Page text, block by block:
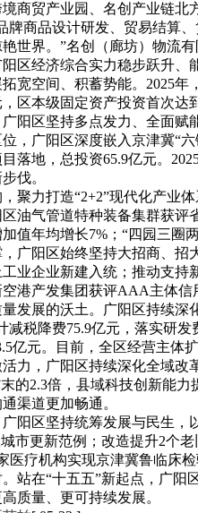
商贸产业园、名创产业链北
牌商品设计研发、贸易结算
世界。”名创（廊坊）物流有
区经济综合实力稳步跃升、
宽空间、积蓄势能。2025
区本级固定资产投资首次达
阳区坚持多点发力、全面
，广阳区深度嵌入京津冀“
落地，总投资65.9亿元。
伐。
聚力打造“2+2”现代化产
油气管道特种装备集群获评
值年均增长7%；“四园三圈
广阳区始终坚持大招商、
业企业新建入统；推动支
港产发集团获评AAA主体
发展的沃土。广阳区持续
减税降费75.9亿元，落实研
亿元。目前，全区经营主体
力，广阳区持续深化全域
的2.3倍，县域科技创新能
渠道更加畅通。
阳区坚持统筹发展与民生
市更新范例；改造提升2个
医疗机构实现京津冀鲁临床
站在“十五五”新起点，广
质量、更可持续发展。